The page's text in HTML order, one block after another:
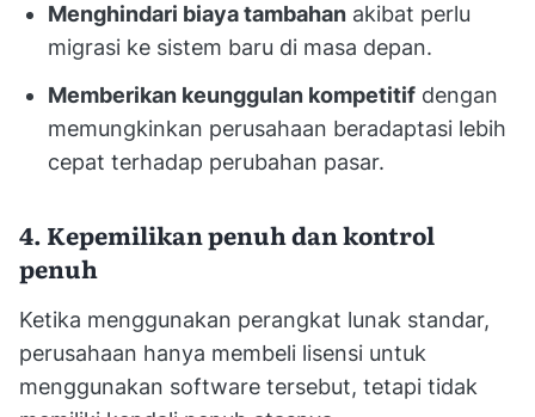
Menghindari biaya tambahan akibat perlu
migrasi ke sistem baru di masa depan.
Memberikan keunggulan kompetitif dengan
memungkinkan perusahaan beradaptasi lebih
cepat terhadap perubahan pasar.
4. Kepemilikan penuh dan kontrol
penuh
Ketika menggunakan perangkat lunak standar,
perusahaan hanya membeli lisensi untuk
menggunakan software tersebut, tetapi tidak